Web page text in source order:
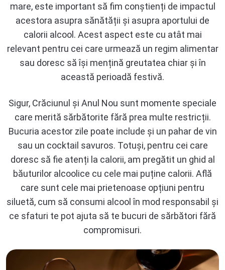
mare, este important să fim conștienți de impactul
acestora asupra sănătății și asupra aportului de
calorii alcool. Acest aspect este cu atât mai
relevant pentru cei care urmează un regim alimentar
sau doresc să își mențină greutatea chiar și în
această perioadă festivă.
Sigur, Crăciunul și Anul Nou sunt momente speciale
care merită sărbătorite fără prea multe restricții.
Bucuria acestor zile poate include și un pahar de vin
sau un cocktail savuros. Totuși, pentru cei care
doresc să fie atenți la calorii, am pregătit un ghid al
băuturilor alcoolice cu cele mai puține calorii. Află
care sunt cele mai prietenoase opțiuni pentru
siluetă, cum să consumi alcool în mod responsabil și
ce sfaturi te pot ajuta să te bucuri de sărbători fără
compromisuri.